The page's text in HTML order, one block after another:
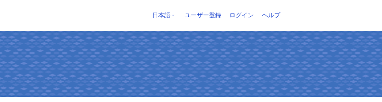
日本語 ユーザー登録 ログイン ヘルプ